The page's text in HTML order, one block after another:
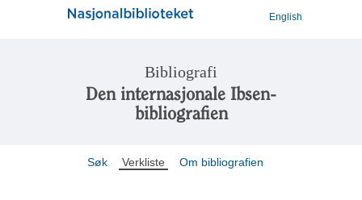
English
Bibliografi
Den internasjonale Ibsen-
bibliografien
Søk Verkliste Om bibliografien